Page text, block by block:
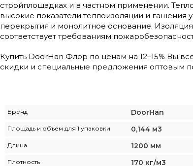
стройплощадках и в частном применении.
высокие показатели теплоизоляции и
перекрытия и монолитное основание.
соответствует требованиям
Купить DoorHan Флор по ценам на 12–15% Вы
скидки и специальные предложения оптовым
Бренд DoorHan
Площадь и объём для 1 упаковки 0,144 м3
Длина 1200 мм
Плотность 170 кг/м3